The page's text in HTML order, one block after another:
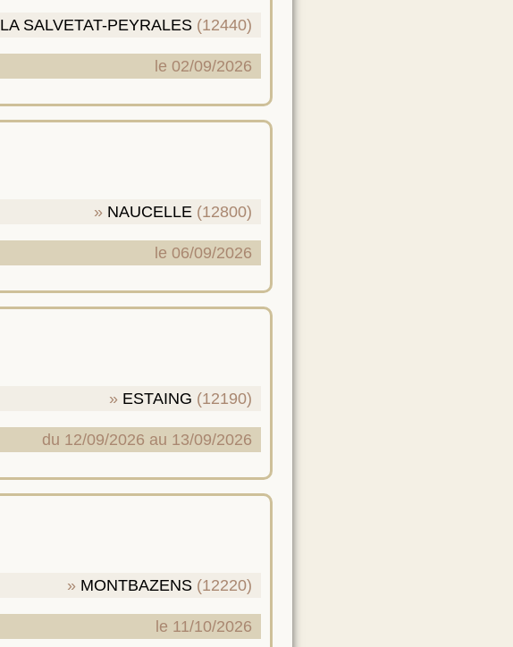
LA SALVETAT-PEYRALES (12440)
le 02/09/2026
NAUCELLE (12800)
le 06/09/2026
ESTAING (12190)
du 12/09/2026 au 13/09/2026
MONTBAZENS (12220)
le 11/10/2026